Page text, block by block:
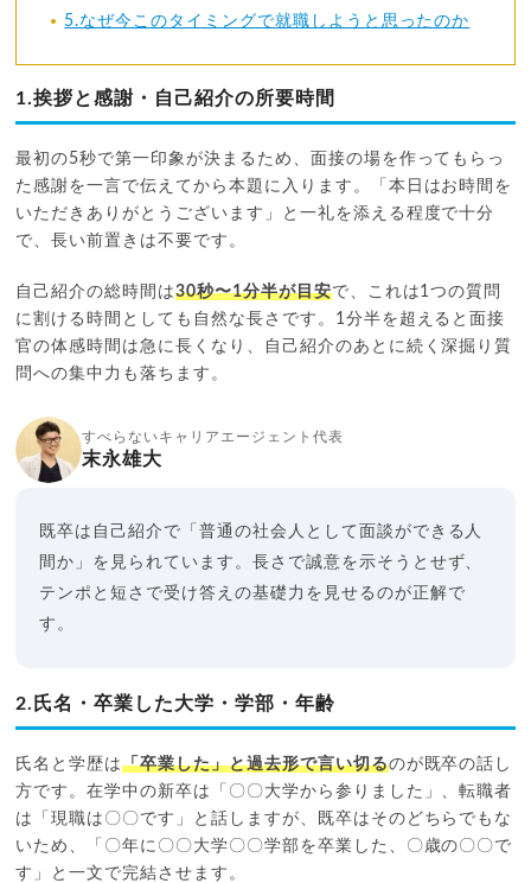
5.なぜ今このタイミングで就職しようと思ったのか
1.挨拶と感謝・自己紹介の所要時間
最初の5秒で第一印象が決まるため、面接の場を作ってもらっ
た感謝を一言で伝えてから本題に入ります。「本日はお時間を
いただきありがとうございます」と一礼を添える程度で十分
で、長い前置きは不要です。
自己紹介の総時間は30秒〜1分半が目安で、これは1つの質問
に割ける時間としても自然な長さです。1分半を超えると面接
官の体感時間は急に長くなり、自己紹介のあとに続く深掘り質
問への集中力も落ちます。
すべらないキャリアエージェント代表
末永雄大
既卒は自己紹介で「普通の社会人として面談ができる人
間か」を見られています。長さで誠意を示そうとせず、
テンポと短さで受け答えの基礎力を見せるのが正解で
す。
2.氏名・卒業した大学・学部・年齢
氏名と学歴は「卒業した」と過去形で言い切るのが既卒の話し
方です。在学中の新卒は「〇〇大学から参りました」、転職者
は「現職は〇〇です」と話しますが、既卒はそのどちらでもな
いため、「〇年に〇〇大学〇〇学部を卒業した、〇歳の〇〇で
す」と一文で完結させます。